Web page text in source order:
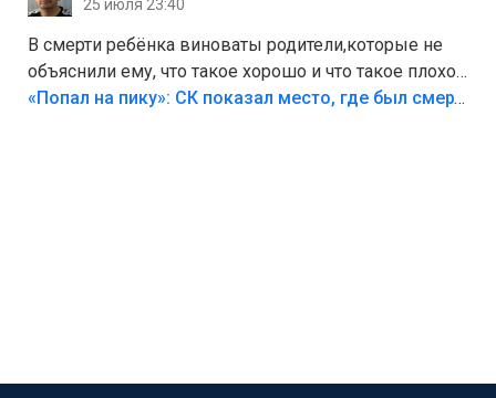
25 июля 23:40
В смерти ребёнка виноваты родители,которые не
объяснили ему, что такое хорошо и что такое плохо!
Лезть через такой забор,верх безумия,есть же
«Попал на пику»: СК показал место, где был смертельно травмирован ребенок в Тольятти